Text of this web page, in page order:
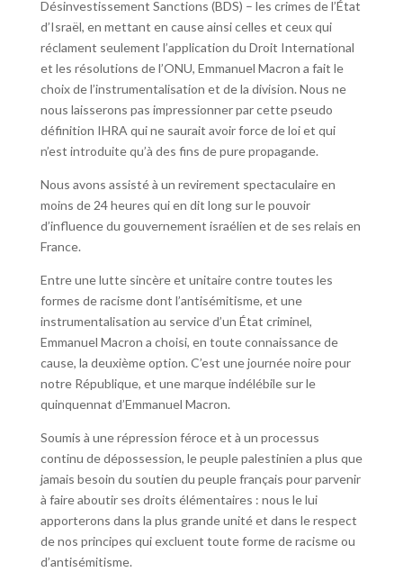
Désinvestissement Sanctions (BDS) – les crimes de l’État
d’Israël, en mettant en cause ainsi celles et ceux qui
réclament seulement l’application du Droit International
et les résolutions de l’ONU, Emmanuel Macron a fait le
choix de l’instrumentalisation et de la division. Nous ne
nous laisserons pas impressionner par cette pseudo
définition IHRA qui ne saurait avoir force de loi et qui
n’est introduite qu’à des fins de pure propagande.
Nous avons assisté à un revirement spectaculaire en
moins de 24 heures qui en dit long sur le pouvoir
d’influence du gouvernement israélien et de ses relais en
France.
Entre une lutte sincère et unitaire contre toutes les
formes de racisme dont l’antisémitisme, et une
instrumentalisation au service d’un État criminel,
Emmanuel Macron a choisi, en toute connaissance de
cause, la deuxième option. C’est une journée noire pour
notre République, et une marque indélébile sur le
quinquennat d’Emmanuel Macron.
Soumis à une répression féroce et à un processus
continu de dépossession, le peuple palestinien a plus que
jamais besoin du soutien du peuple français pour parvenir
à faire aboutir ses droits élémentaires : nous le lui
apporterons dans la plus grande unité et dans le respect
de nos principes qui excluent toute forme de racisme ou
d’antisémitisme.